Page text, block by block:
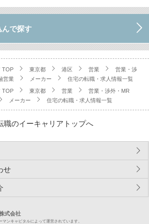
んで探す
TOP 東京都 港区 営業
営業・渉
営業 メーカー 住宅の転職・求人情報一覧
TOP 東京都 営業
営業・渉外・MR
メーカー 住宅の転職・求人情報一覧
職のイーキャリアトップへ
せ
式会社
ンキャピタルによって運営されています。